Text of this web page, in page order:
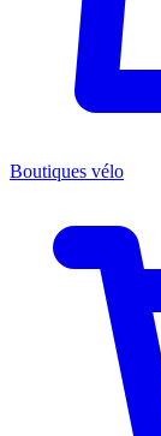
Boutiques vélo